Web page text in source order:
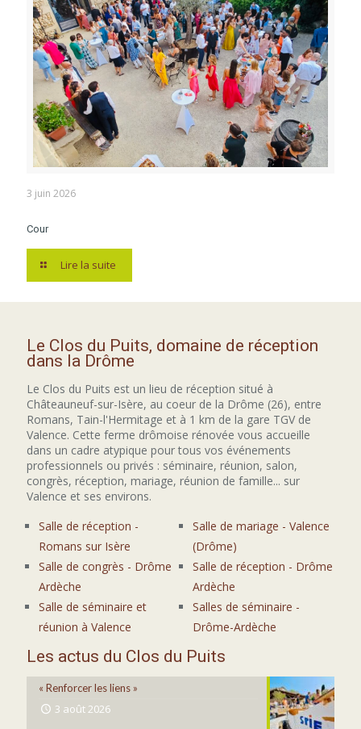
3 juin 2026
Cour
Lire la suite
Le Clos du Puits, domaine de réception
dans la Drôme
Le Clos du Puits est un lieu de réception situé à
Châteauneuf-sur-Isère, au coeur de la Drôme (26), entre
Romans, Tain-l'Hermitage et à 1 km de la gare TGV de
Valence. Cette ferme drômoise rénovée vous accueille
dans un cadre atypique pour tous vos événements
professionnels ou privés : séminaire, réunion, salon,
congrès, réception, mariage, réunion de famille... sur
Valence et ses environs.
Salle de réception -
Romans sur Isère
Salle de congrès - Drôme
Ardèche
Salle de séminaire et
réunion à Valence
Salle de mariage - Valence
(Drôme)
Salle de réception - Drôme
Ardèche
Salles de séminaire -
Drôme-Ardèche
Les actus du Clos du Puits
« Renforcer les liens »
3 août 2026